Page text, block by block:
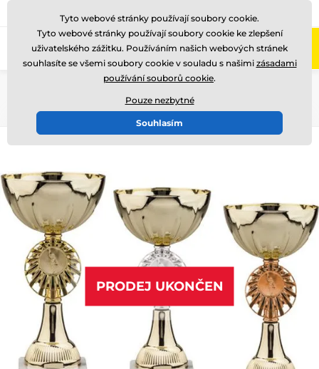
Zavolejte nám (Po-Pá 8-17)
PRODEJ UKONČEN
Tyto webové stránky používají soubory cookie.
Tyto webové stránky používají soubory cookie ke zlepšení
uživatelského zážitku. Používáním našich webových stránek
souhlasíte se všemi soubory cookie v souladu s našimi zásadami
používání souborů cookie.
Pouze nezbytné
Souhlasím